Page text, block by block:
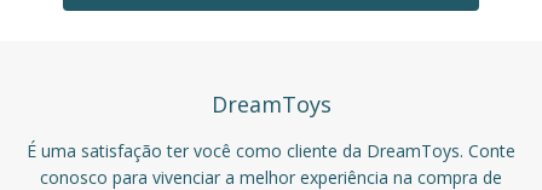
DreamToys
É uma satisfação ter você como cliente da DreamToys. Conte
conosco para vivenciar a melhor experiência na compra de